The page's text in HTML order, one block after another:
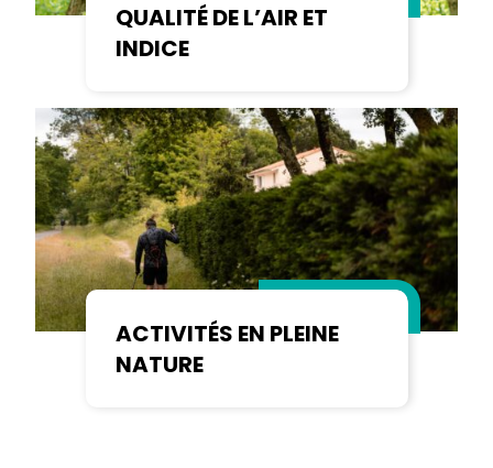
QUALITÉ DE L’AIR ET
INDICE
ACTIVITÉS EN PLEINE
NATURE